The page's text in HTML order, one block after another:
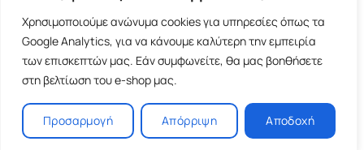
Χρησιμοποιούμε ανώνυμα cookies για υπηρεσίες όπως τα
Google Analytics, για να κάνουμε καλύτερη την εμπειρία
των επισκεπτών μας. Εάν συμφωνείτε, θα μας βοηθήσετε
στη βελτίωση του e-shop μας.
Προσαρμογή Απόρριψη Αποδοχή
Copyright 2026 ©Εκδοτικός Οίκος Α.Α. Λιβάνη| All rights
reserved.
Σόλωνος 98, 10680 Αθήνα | Τ:2103661200- F: 2103617791
E-shop and Premium Managed Hosting byClickProject.gr